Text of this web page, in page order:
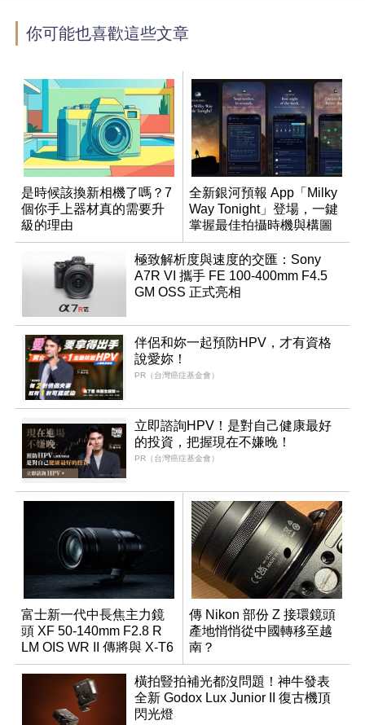
你可能也喜歡這些文章
是時候該換新相機了嗎？7
個你手上器材真的需要升
級的理由
全新銀河預報 App「Milky
Way Tonight」登場，一鍵
掌握最佳拍攝時機與構圖
極致解析度與速度的交匯：Sony
A7R VI 攜手 FE 100-400mm F4.5
GM OSS 正式亮相
伴侶和妳一起預防HPV，才有資格
說愛妳！
PR（台灣癌症基金會）
立即諮詢HPV！是對自己健康最好
的投資，把握現在不嫌晚！
PR（台灣癌症基金會）
富士新一代中長焦主力鏡
頭 XF 50-140mm F2.8 R
LM OIS WR II 傳將與 X-T6
同步亮相
傳 Nikon 部份 Z 接環鏡頭
產地悄悄從中國轉移至越
南？
橫拍豎拍補光都沒問題！神牛發表
全新 Godox Lux Junior II 復古機頂
閃光燈